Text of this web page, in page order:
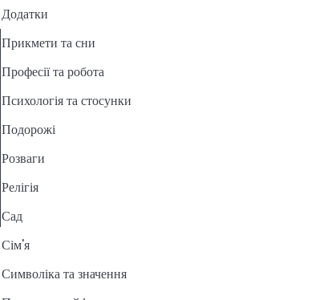
Додатки
Прикмети та сни
Професії та робота
Психологія та стосунки
Подорожі
Розваги
Релігія
Сад
Сім'я
Символіка та значення